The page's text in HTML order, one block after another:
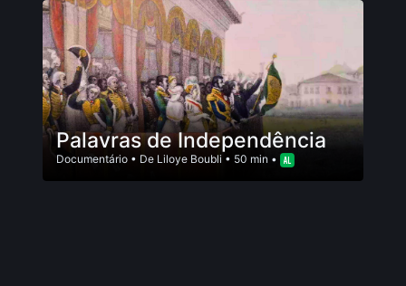
Palavras de Independência
Documentário • De Liloye Boubli • 50 min •